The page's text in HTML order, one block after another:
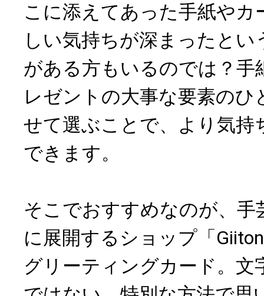
こに添えてあった手紙やカ
しい気持ちが深まったと
がある方もいるのでは？手
レゼントの大事な要素のひ
せて選ぶことで、より気持
できます。
そこでおすすめなのが、手
に展開するショップ「
グリーティングカード。文